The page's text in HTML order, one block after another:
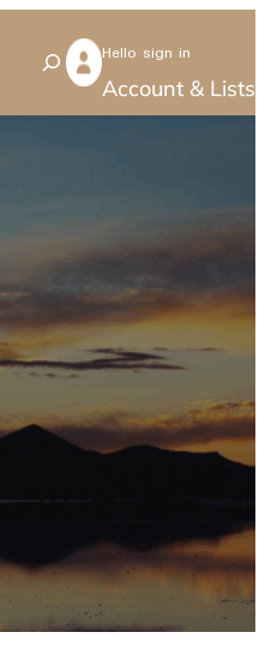
S
e
Hello sign in
Account & Lists